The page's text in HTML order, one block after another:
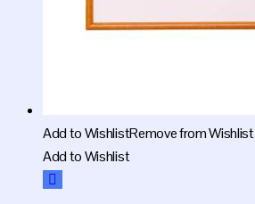
Add to WishlistRemove from Wishlist
Add to Wishlist